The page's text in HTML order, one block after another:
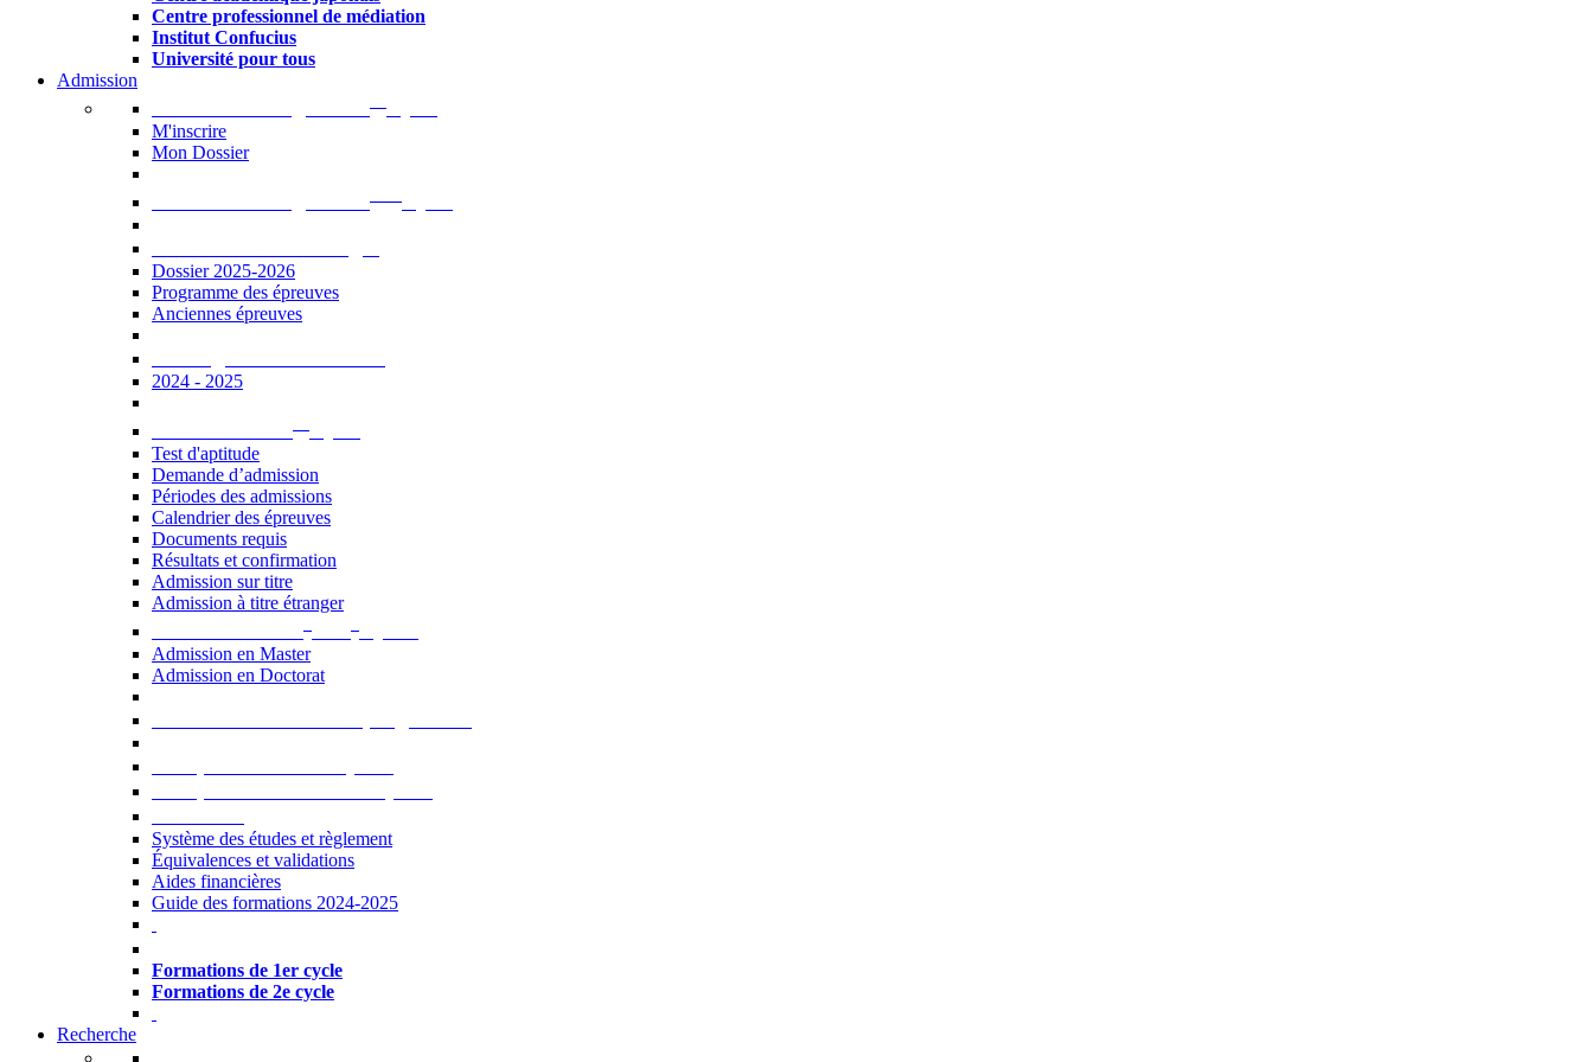
Centre professionnel de médiation
Institut Confucius
Université pour tous
Admission
M'inscrire
Mon Dossier
Dossier 2025-2026
Programme des épreuves
Anciennes épreuves
2024 - 2025
Test d'aptitude
Demande d’admission
Périodes des admissions
Calendrier des épreuves
Documents requis
Résultats et confirmation
Admission sur titre
Admission à titre étranger
Admission en Master
Admission en Doctorat
Système des études et règlement
Équivalences et validations
Aides financières
Guide des formations 2024-2025
Formations de 1er cycle
Formations de 2e cycle
Recherche